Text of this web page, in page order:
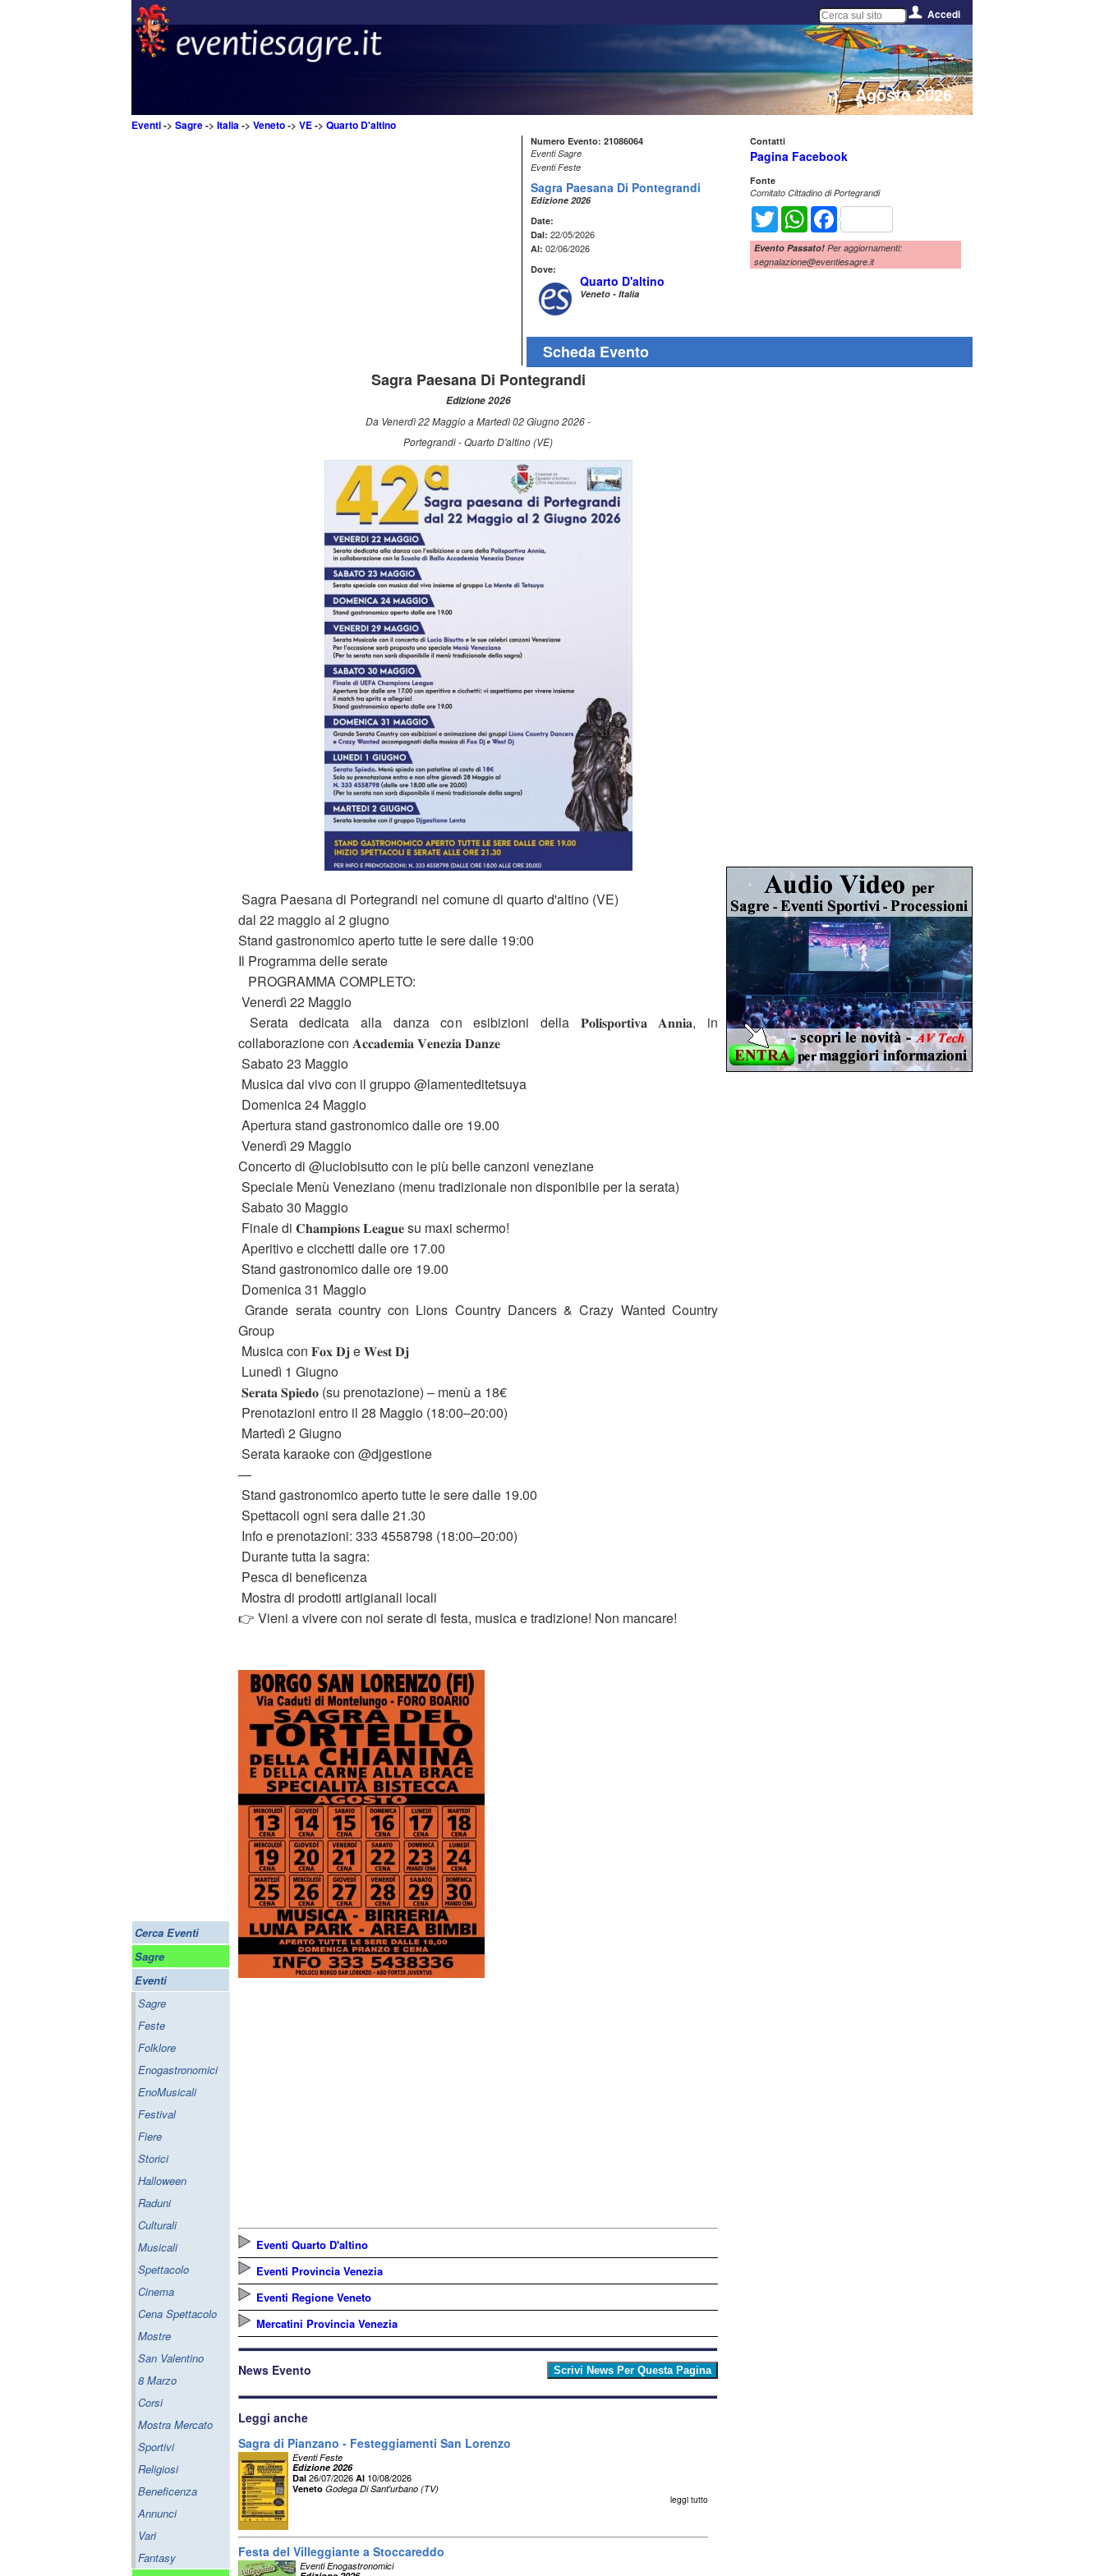
Accedi
Agosto 2026
Eventi-> Sagre-> Italia-> Veneto-> VE-> Quarto D'altino
Cerca Eventi
Sagre
Eventi
Sagre
Feste
Folklore
Enogastronomici
EnoMusicali
Festival
Fiere
Storici
Halloween
Raduni
Culturali
Musicali
Spettacolo
Cinema
Cena Spettacolo
Mostre
San Valentino
8 Marzo
Corsi
Mostra Mercato
Sportivi
Religiosi
Beneficenza
Annunci
Vari
Fantasy
Numero Evento: 21086064
Eventi Sagre
Eventi Feste
Sagra Paesana Di Pontegrandi
Edizione 2026
Date:
Dal: 22/05/2026
Al: 02/06/2026
Dove:
Quarto D'altino
Veneto - Italia
Contatti
Pagina Facebook
Fonte
Comitato Cittadino di Portegrandi
Twitter WhatsAppFacebook
Evento Passato! Per aggiornamenti:
segnalazione@eventiesagre.it
Scheda Evento
Sagra Paesana Di Pontegrandi
Edizione 2026
Da Venerdì 22 Maggio a Martedì 02 Giugno 2026 -
Portegrandi - Quarto D'altino (VE)
Sagra Paesana di Portegrandi nel comune di quarto d'altino (VE)
dal 22 maggio al 2 giugno
Stand gastronomico aperto tutte le sere dalle 19:00
Il Programma delle serate
PROGRAMMA COMPLETO:
Venerdì 22 Maggio
Serata dedicata alla danza con esibizioni della 𝐏𝐨𝐥𝐢𝐬𝐩𝐨𝐫𝐭𝐢𝐯𝐚 𝐀𝐧𝐧𝐢𝐚, in
collaborazione con 𝐀𝐜𝐜𝐚𝐝𝐞𝐦𝐢𝐚 𝐕𝐞𝐧𝐞𝐳𝐢𝐚 𝐃𝐚𝐧𝐳𝐞
Sabato 23 Maggio
Musica dal vivo con il gruppo @lamenteditetsuya
Domenica 24 Maggio
Apertura stand gastronomico dalle ore 19.00
Venerdì 29 Maggio
Concerto di @luciobisutto con le più belle canzoni veneziane
Speciale Menù Veneziano (menu tradizionale non disponibile per la serata)
Sabato 30 Maggio
Finale di 𝐂𝐡𝐚𝐦𝐩𝐢𝐨𝐧𝐬 𝐋𝐞𝐚𝐠𝐮𝐞 su maxi schermo!
Aperitivo e cicchetti dalle ore 17.00
Stand gastronomico dalle ore 19.00
Domenica 31 Maggio
Grande serata country con Lions Country Dancers & Crazy Wanted Country
Group
Musica con 𝐅𝐨𝐱 𝐃𝐣 e 𝐖𝐞𝐬𝐭 𝐃𝐣
Lunedì 1 Giugno
𝐒𝐞𝐫𝐚𝐭𝐚 𝐒𝐩𝐢𝐞𝐝𝐨 (su prenotazione) – menù a 18€
Prenotazioni entro il 28 Maggio (18:00–20:00)
Martedì 2 Giugno
Serata karaoke con @djgestione
—
Stand gastronomico aperto tutte le sere dalle 19.00
Spettacoli ogni sera dalle 21.30
Info e prenotazioni: 333 4558798 (18:00–20:00)
Durante tutta la sagra:
Pesca di beneficenza
Mostra di prodotti artigianali locali
👉 Vieni a vivere con noi serate di festa, musica e tradizione! Non mancare!
Eventi Quarto D'altino
Eventi Provincia Venezia
Eventi Regione Veneto
Mercatini Provincia Venezia
News Evento
Leggi anche
Sagra di Pianzano - Festeggiamenti San Lorenzo
Eventi Feste
Edizione 2026
Dal 26/07/2026 Al 10/08/2026
Veneto Godega Di Sant'urbano (TV)
leggi tutto
Festa del Villeggiante a Stoccareddo
Eventi Enogastronomici